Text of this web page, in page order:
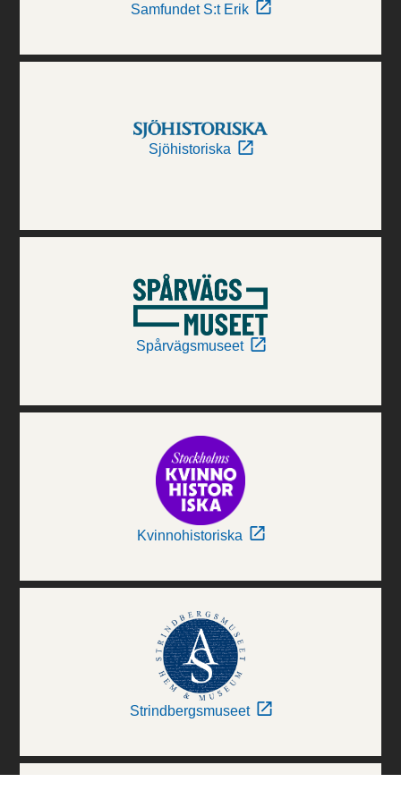
Samfundet S:t Erik
Sjöhistoriska
Spårvägsmuseet
Kvinnohistoriska
Strindbergsmuseet